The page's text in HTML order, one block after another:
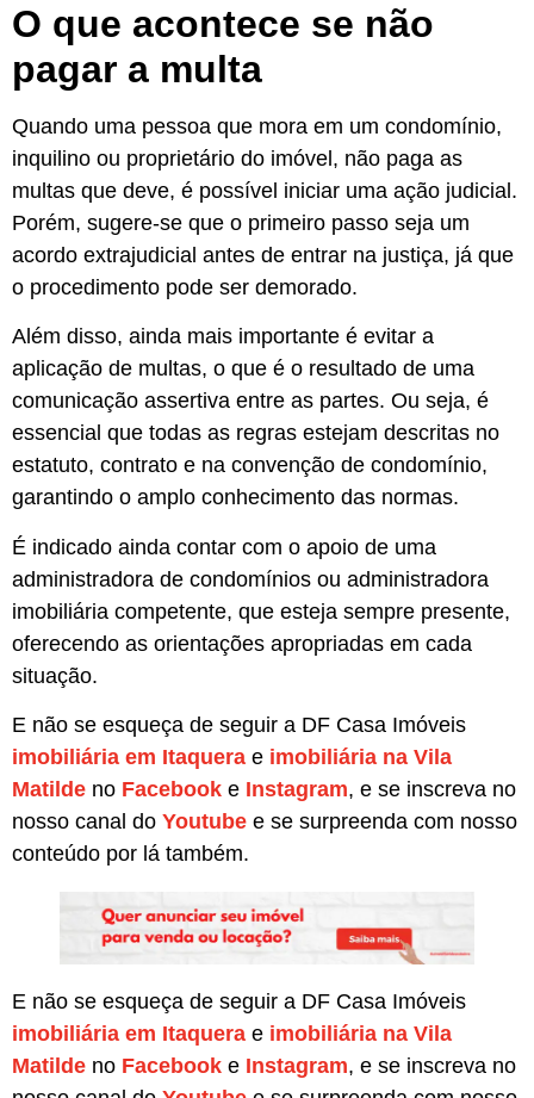
O que acontece se não
pagar a multa
Quando uma pessoa que mora em um condomínio,
inquilino ou proprietário do imóvel, não paga as
multas que deve, é possível iniciar uma ação judicial.
Porém, sugere-se que o primeiro passo seja um
acordo extrajudicial antes de entrar na justiça, já que
o procedimento pode ser demorado.
Além disso, ainda mais importante é evitar a
aplicação de multas, o que é o resultado de uma
comunicação assertiva entre as partes. Ou seja, é
essencial que todas as regras estejam descritas no
estatuto, contrato e na convenção de condomínio,
garantindo o amplo conhecimento das normas.
É indicado ainda contar com o apoio de uma
administradora de condomínios ou administradora
imobiliária competente, que esteja sempre presente,
oferecendo as orientações apropriadas em cada
situação.
E não se esqueça de seguir a DF Casa Imóveis
imobiliária em Itaquera e imobiliária na Vila
Matilde no Facebook e Instagram, e se inscreva no
nosso canal do Youtube e se surpreenda com nosso
conteúdo por lá também.
E não se esqueça de seguir a DF Casa Imóveis
imobiliária em Itaquera e imobiliária na Vila
Matilde no Facebook e Instagram, e se inscreva no